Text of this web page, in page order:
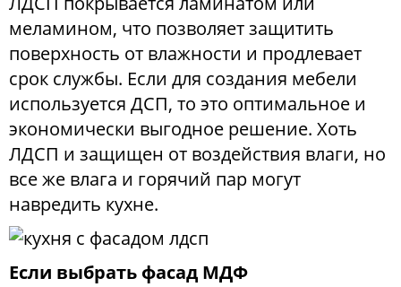
Прихожая
Офис
Комоды
меламином, что позволяет защитить
поверхность от влажности и продлевает
срок службы. Если для создания мебели
используется ДСП, то это оптимальное и
экономически выгодное решение. Хоть
ЛДСП и защищен от воздействия влаги, но
все же влага и горячий пар могут
навредить кухне.
Если выбрать фасад МДФ